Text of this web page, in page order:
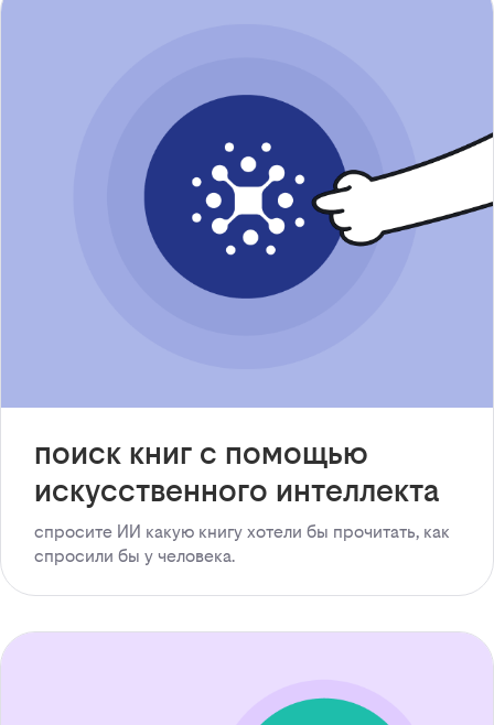
поиск книг с помощью
искусственного интеллекта
спросите ИИ какую книгу хотели бы прочитать, как
спросили бы у человека.